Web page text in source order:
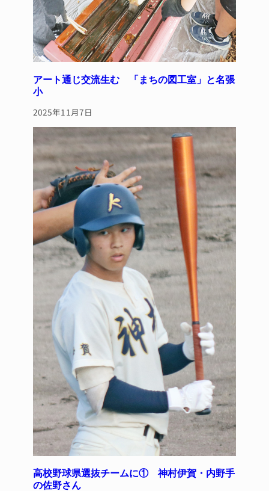
アート通じ交流生む 「まちの図工室」と名張
小
2025年11月7日
高校野球県選抜チームに① 神村伊賀・内野手
の佐野さん